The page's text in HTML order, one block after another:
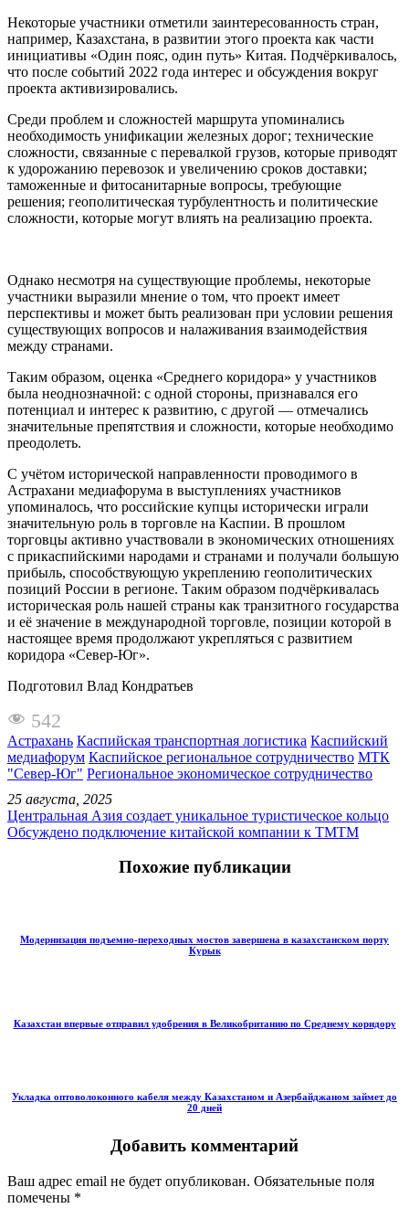
Некоторые участники отметили заинтересованность стран,
например, Казахстана, в развитии этого проекта как части
инициативы «Один пояс, один путь» Китая. Подчёркивалось,
что после событий 2022 года интерес и обсуждения вокруг
проекта активизировались.
Среди проблем и сложностей маршрута упоминались
необходимость унификации железных дорог; технические
сложности, связанные с перевалкой грузов, которые приводят
к удорожанию перевозок и увеличению сроков доставки;
таможенные и фитосанитарные вопросы, требующие
решения; геополитическая турбулентность и политические
сложности, которые могут влиять на реализацию проекта.
Однако несмотря на существующие проблемы, некоторые
участники выразили мнение о том, что проект имеет
перспективы и может быть реализован при условии решения
существующих вопросов и налаживания взаимодействия
между странами.
Таким образом, оценка «Среднего коридора» у участников
была неоднозначной: с одной стороны, признавался его
потенциал и интерес к развитию, с другой — отмечались
значительные препятствия и сложности, которые необходимо
преодолеть.
С учётом исторической направленности проводимого в
Астрахани медиафорума в выступлениях участников
упоминалось, что российские купцы исторически играли
значительную роль в торговле на Каспии. В прошлом
торговцы активно участвовали в экономических отношениях
с прикаспийскими народами и странами и получали большую
прибыль, способствующую укреплению геополитических
позиций России в регионе. Таким образом подчёркивалась
историческая роль нашей страны как транзитного государства
и её значение в международной торговле, позиции которой в
настоящее время продолжают укрепляться с развитием
коридора «Север-Юг».
Подготовил Влад Кондратьев
542
Астрахань Каспийская транспортная логистика Каспийский
медиафорум Каспийское региональное сотрудничество МТК
"Север-Юг" Региональное экономическое сотрудничество
25 августа, 2025
Центральная Азия создает уникальное туристическое кольцо
Обсуждено подключение китайской компании к ТМТМ
Похожие публикации
Модернизация подъемно-переходных мостов завершена в казахстанском порту
Курык
Казахстан впервые отправил удобрения в Великобританию по Среднему коридору
Укладка оптоволоконного кабеля между Казахстаном и Азербайджаном займет до
20 дней
Добавить комментарий
Ваш адрес email не будет опубликован. Обязательные поля
помечены *